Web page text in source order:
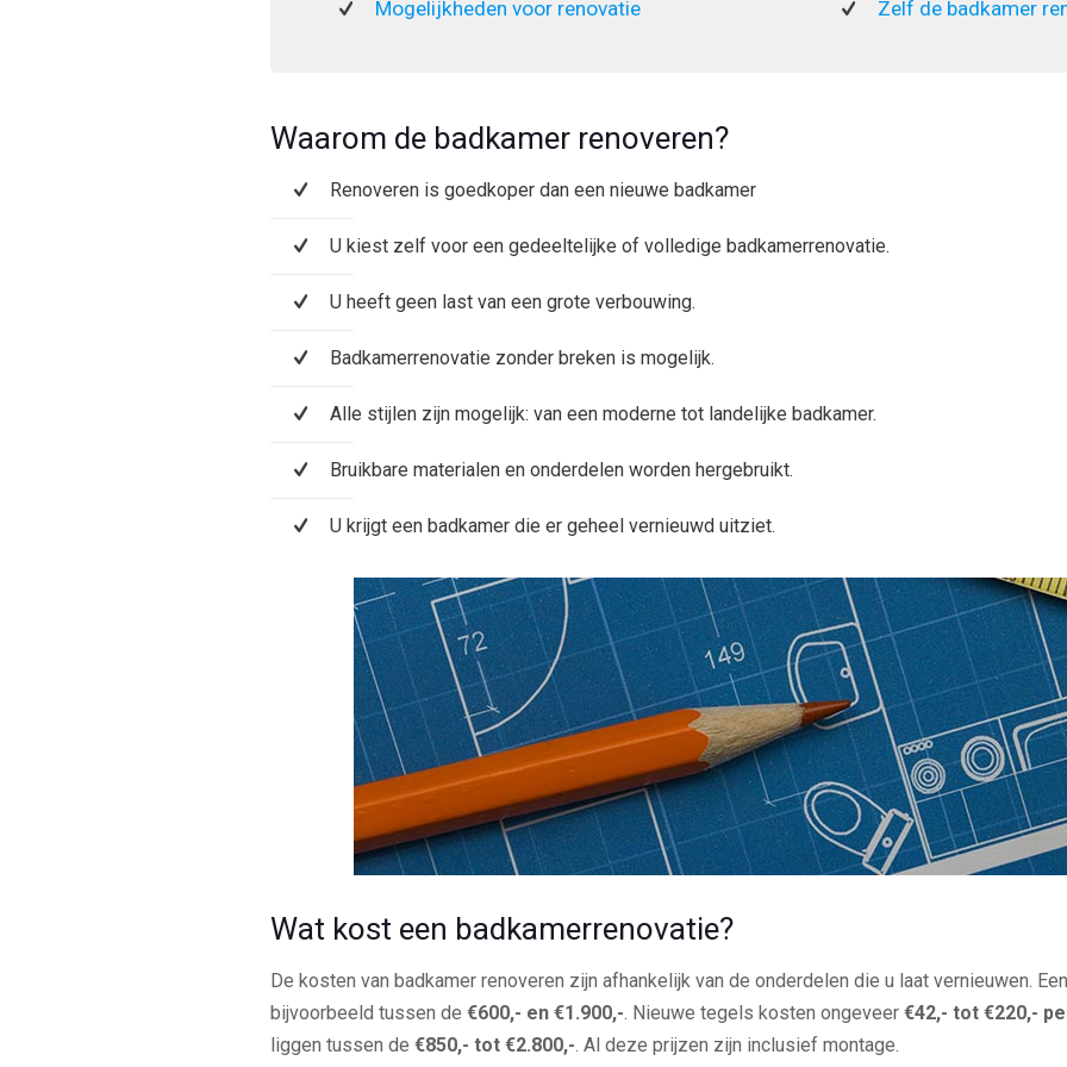
Mogelijkheden voor renovatie Zelf de badkamer
Waarom de badkamer renoveren?
Renoveren is goedkoper dan een nieuwe badkamer
U kiest zelf voor een gedeeltelijke of volledige badkamerrenovatie.
U heeft geen last van een grote verbouwing.
Badkamerrenovatie zonder breken is mogelijk.
Alle stijlen zijn mogelijk: van een moderne tot landelijke badkamer.
Bruikbare materialen en onderdelen worden hergebruikt.
U krijgt een badkamer die er geheel vernieuwd uitziet.
Wat kost een badkamerrenovatie?
De kosten van badkamer renoveren zijn afhankelijk van de onderdelen die u laat vernieuwen.
bijvoorbeeld tussen de €600,- en €1.900,-. Nieuwe tegels kosten ongeveer €42,- tot €220,-
liggen tussen de €850,- tot €2.800,-. Al deze prijzen zijn inclusief montage.